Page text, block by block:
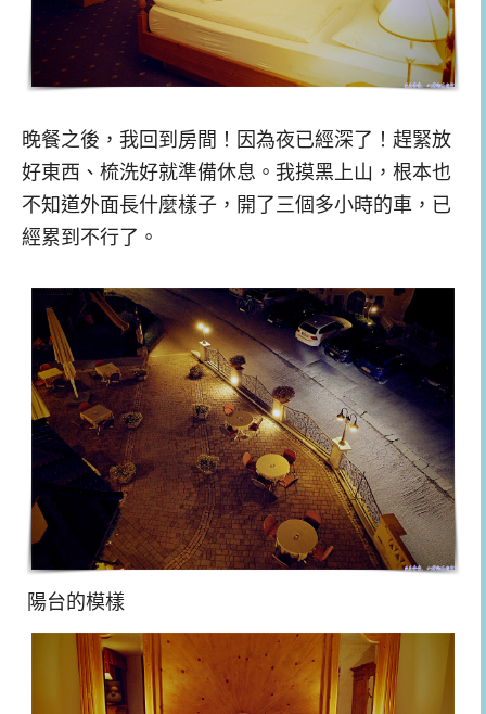
晚餐之後，我回到房間！因為夜已經深了！趕緊放
好東西、梳洗好就準備休息。我摸黑上山，根本也
不知道外面長什麼樣子，開了三個多小時的車，已
經累到不行了。
陽台的模樣